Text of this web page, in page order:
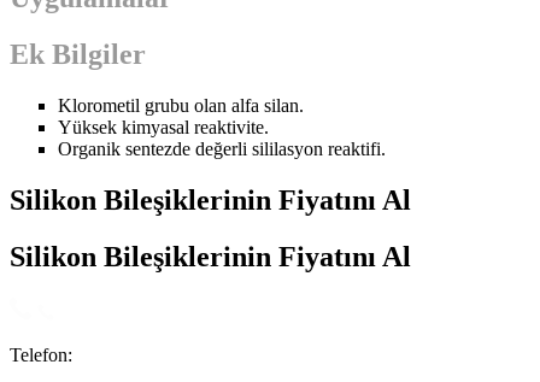
Ek Bilgiler
Klorometil grubu olan alfa silan.
Yüksek kimyasal reaktivite.
Organik sentezde değerli sililasyon reaktifi.
Silikon Bileşiklerinin Fiyatını Al
Silikon Bileşiklerinin Fiyatını Al
Telefon: